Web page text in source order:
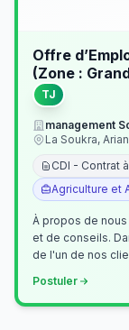
Offre
(Zone :
TJ
management
La Soukra,
CDI - Contrat
Agriculture et
À propos de
et de conseils.
de l'un de nos
Postuler